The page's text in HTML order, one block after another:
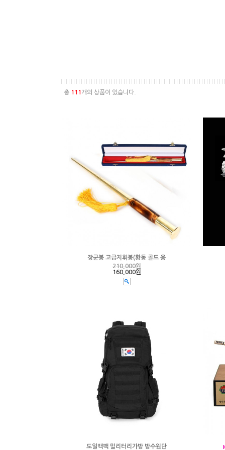
총 111 개의 상품이 있습니다.
장군봉 고급지휘봉(황동 골드 용
210,000원
160,000원
도일백팩 밀리터리가방 방수원단